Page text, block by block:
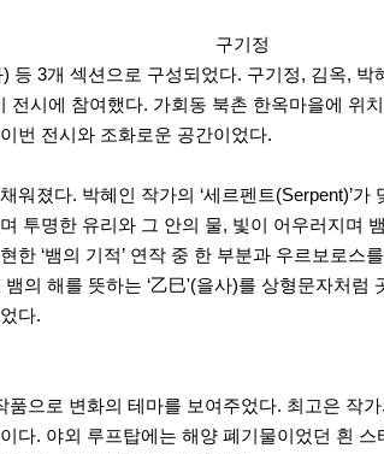
구기정
3개 섹션으로 구성되었다. 구기정, 김옥,
시에 참여했다. 가회동 북촌 한옥마을에
번 전시와 조화로운 공간이었다.
졌다. 박혜인 작가의 ‘세르펜트(Serpent)’
투명한 유리와 그 안의 물, 빛이 어우러지며
‘뱀의 기적’ 연작 중 한 부분과 우르보로스
의 해를 뜻하는 ‘乙巳'(을사)를 상형문자처
다.
으로 변화의 테마를 보여주었다. 최고은 작
. 야외 루프탑에는 해양 폐기물이었던 흰